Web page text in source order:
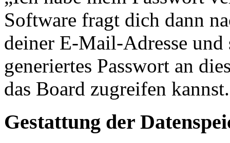
Software fragt dich dann
deiner E-Mail-Adresse und
generiertes Passwort an
das Board zugreifen kannst.
Gestattung der